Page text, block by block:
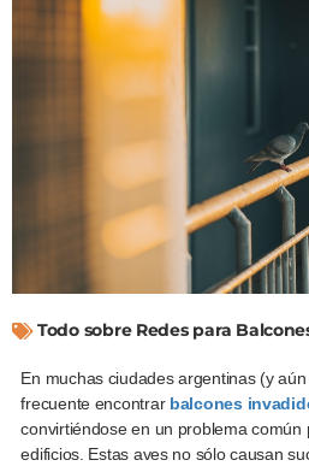
Todo sobre Redes para
En muchas ciudades argentinas (y
frecuente encontrar balcones
convirtiéndose en un problema común
edificios. Estas aves no sólo causan